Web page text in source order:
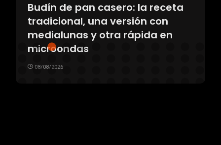
Budín de pan casero: la receta
tradicional, una versión con
medialunas y otra rápida en
microondas
08/08/2026